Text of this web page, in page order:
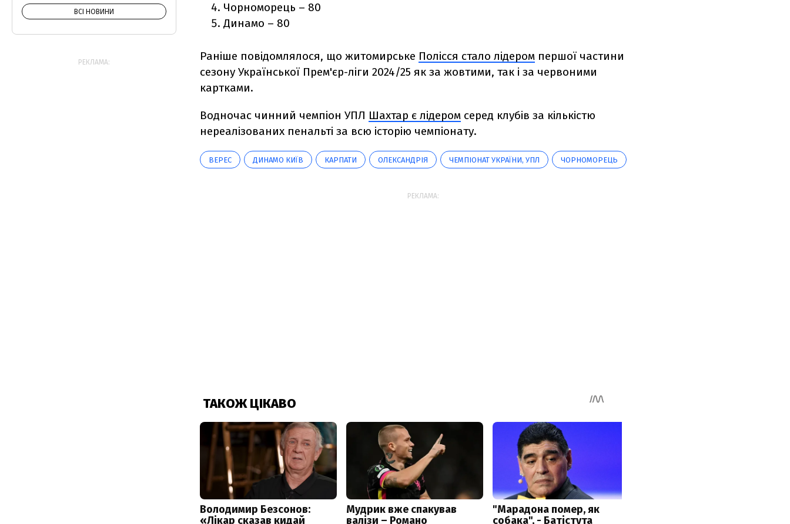
Чорноморець – 80
Динамо – 80
Раніше повідомлялося, що житомирське Полісся стало лідером першої частини
сезону Української Прем'єр-ліги 2024/25 як за жовтими, так і за червоними
картками.
Водночас чинний чемпіон УПЛ Шахтар є лідером серед клубів за кількістю
нереалізованих пенальті за всю історію чемпіонату.
ВЕРЕС ДИНАМО КИЇВ КАРПАТИ ОЛЕКСАНДРІЯ ЧЕМПІОНАТ УКРАЇНИ, УПЛ ЧОРНОМОРЕЦЬ
РЕКЛАМА:
ВСІ НОВИНИ
РЕКЛАМА: